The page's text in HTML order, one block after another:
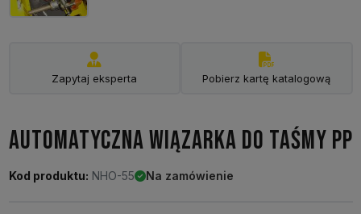
Zapytaj eksperta Pobierz kartę katalogową
AUTOMATYCZNA WIĄZARKA DO TAŚMY PP
Kod produktu: NHO-55 Na zamówienie